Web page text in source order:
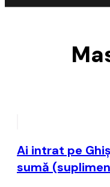
Ai intrat pe
sumă